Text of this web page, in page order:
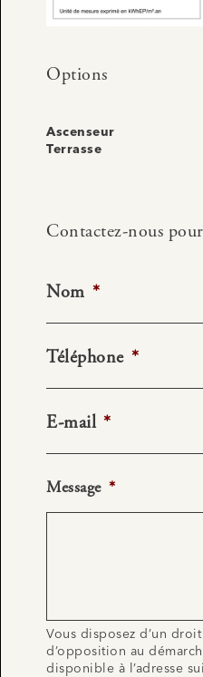
Options
Ascenseur
Terrasse
Contactez-nous
Nom *
Téléphone *
E-mail *
Message *
Vous disposez d’un
d’opposition au
disponible à l’adresse